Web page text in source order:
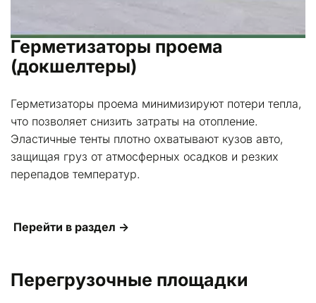
Герметизаторы проема
(докшелтеры)
Герметизаторы проема минимизируют потери тепла,
что позволяет снизить затраты на отопление.
Эластичные тенты плотно охватывают кузов авто,
защищая груз от атмосферных осадков и резких
перепадов температур.
Перейти в раздел →
Перегрузочные площадки